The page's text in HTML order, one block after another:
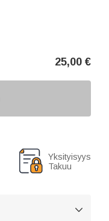
25,00 €
Yksityisyys
Takuu
